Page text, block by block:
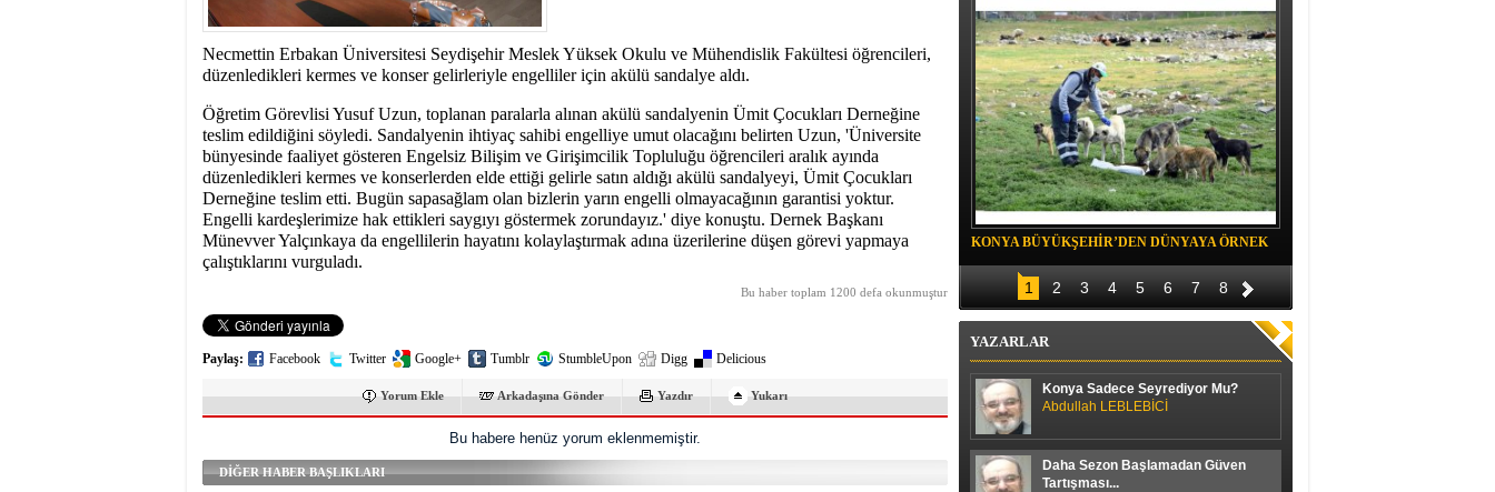
15:31- Seydişehir'in Boyalı Mahallesi'nde "Mor Mucize"
Necmettin Erbakan Üniversitesi Seydişehir Meslek Yüksek Okulu ve Mühendislik Fakültesi öğrencileri,
düzenledikleri kermes ve konser gelirleriyle engelliler için akülü sandalye aldı.
Öğretim Görevlisi Yusuf Uzun, toplanan paralarla alınan akülü sandalyenin Ümit Çocukları Derneğine
teslim edildiğini söyledi. Sandalyenin ihtiyaç sahibi engelliye umut olacağını belirten Uzun, 'Üniversite
bünyesinde faaliyet gösteren Engelsiz Bilişim ve Girişimcilik Topluluğu öğrencileri aralık ayında
düzenledikleri kermes ve konserlerden elde ettiği gelirle satın aldığı akülü sandalyeyi, Ümit Çocukları
Derneğine teslim etti. Bugün sapasağlam olan bizlerin yarın engelli olmayacağının garantisi yoktur.
Engelli kardeşlerimize hak ettikleri saygıyı göstermek zorundayız.' diye konuştu. Dernek Başkanı
Münevver Yalçınkaya da engellilerin hayatını kolaylaştırmak adına üzerilerine düşen görevi yapmaya
çalıştıklarını vurguladı.
Bu haber toplam 1200 defa okunmuştur
Paylaş: Facebook Twitter Google+ Tumblr StumbleUpon Digg Delicious
Yorum Ekle Arkadaşına Gönder Yazdır Yukarı
Bu habere henüz yorum eklenmemiştir.
DİĞER HABER BAŞLIKLARI
KONYA BÜYÜKŞEHİR’DEN DÜNYAYA ÖRNEK
PROJE
1 2 3 4 5 6 7 8
YAZARLAR
Konya Sadece Seyrediyor Mu?
Abdullah LEBLEBİCİ
Daha Sezon Başlamadan Güven
Tartışması...